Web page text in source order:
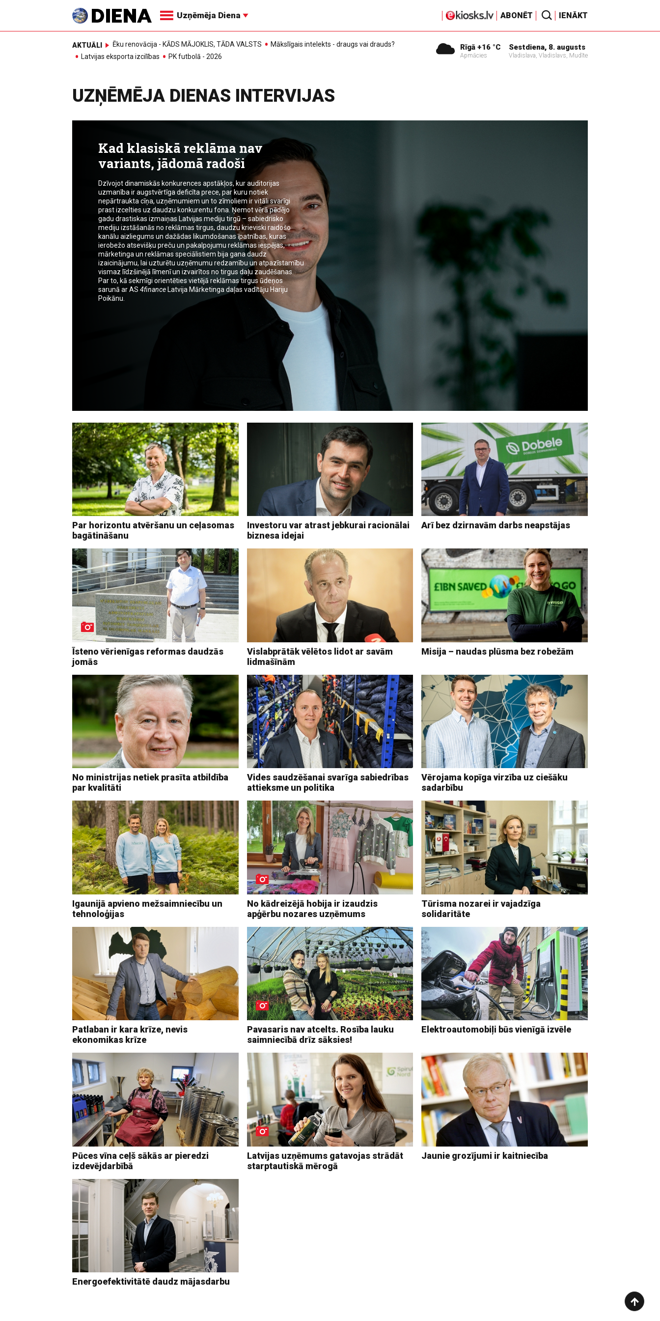
Uzņēmēja Diena ABONĒT IENĀKT
AKTUĀLI Ēku renovācija - KĀDS MĀJOKLIS, TĀDA VALSTS
Mākslīgais intelekts - draugs vai drauds?
Latvijas eksporta izcilības
PK futbolā - 2026
Rīgā +16 °C
Apmācies
Sestdiena, 8. augusts
Vladislava, Vladislavs, Mudīte
UZŅĒMĒJA DIENAS INTERVIJAS
Kad klasiskā reklāma nav
variants, jādomā radoši
Dzīvojot dinamiskās konkurences apstākļos, kur auditorijas
uzmanība ir augstvērtīga deficīta prece, par kuru notiek
nepārtraukta cīņa, uzņēmumiem un to zīmoliem ir vitāli svarīgi
prast izcelties uz daudzu konkurentu fona. Ņemot vērā pēdējo
gadu drastiskas izmaiņas Latvijas mediju tirgū – sabiedrisko
mediju izstāšanās no reklāmas tirgus, daudzu krieviski raidošo
kanālu aizliegums un dažādas likumdošanas īpatnības, kuras
ierobežo atsevišķu preču un pakalpojumu reklāmas iespējas,
mārketinga un reklāmas speciālistiem bija gana daudz
izaicinājumu, lai uzturētu uzņēmumu redzamību un atpazīstamību
vismaz līdzšinējā līmenī un izvairītos no tirgus daļu zaudēšanas.
Par to, kā sekmīgi orientēties vietējā reklāmas tirgus ūdeņos
sarunā ar AS 4financeLatvija Mārketinga daļas vadītāju Hariju
Poikānu.
Par horizontu atvēršanu un ceļasomas
bagātināšanu
Investoru var atrast jebkurai racionālai
biznesa idejai
Arī bez dzirnavām darbs neapstājas
Īsteno vērienīgas reformas daudzās
jomās
Vislabprātāk vēlētos lidot ar savām
lidmašīnām
Misija – naudas plūsma bez robežām
No ministrijas netiek prasīta atbildība
par kvalitāti
Vides saudzēšanai svarīga sabiedrības
attieksme un politika
Vērojama kopīga virzība uz ciešāku
sadarbību
Igaunijā apvieno mežsaimniecību un
tehnoloģijas
No kādreizējā hobija ir izaudzis
apģērbu nozares uzņēmums
Tūrisma nozarei ir vajadzīga
solidaritāte
Patlaban ir kara krīze, nevis
ekonomikas krīze
Pavasaris nav atcelts. Rosība lauku
saimniecībā drīz sāksies!
Elektroautomobiļi būs vienīgā izvēle
Pūces vīna ceļš sākās ar pieredzi
izdevējdarbībā
Latvijas uzņēmums gatavojas strādāt
starptautiskā mērogā
Jaunie grozījumi ir kaitniecība
Energoefektivitātē daudz mājasdarbu